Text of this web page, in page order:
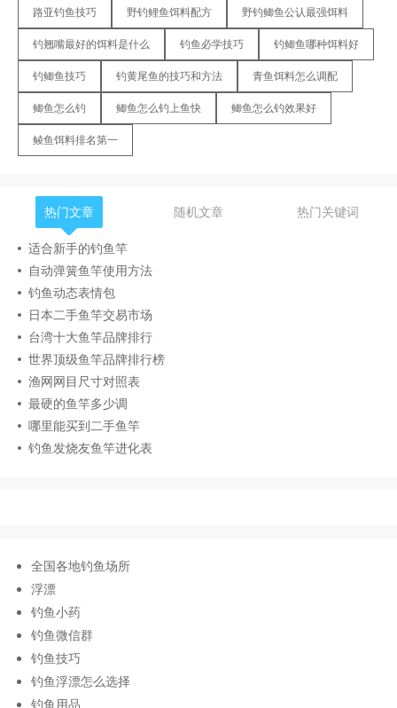
路亚钓鱼技巧 野钓鲤鱼饵料配方 野钓鲫鱼公认最强饵料
钓翘嘴最好的饵料是什么 钓鱼必学技巧 钓鲫鱼哪种饵料好
钓鲫鱼技巧 钓黄尾鱼的技巧和方法 青鱼饵料怎么调配
鲫鱼怎么钓 鲫鱼怎么钓上鱼快 鲫鱼怎么钓效果好
鲮鱼饵料排名第一
热门文章 随机文章 热门关键词
适合新手的钓鱼竿
自动弹簧鱼竿使用方法
钓鱼动态表情包
日本二手鱼竿交易市场
台湾十大鱼竿品牌排行
世界顶级鱼竿品牌排行榜
渔网网目尺寸对照表
最硬的鱼竿多少调
哪里能买到二手鱼竿
钓鱼发烧友鱼竿进化表
全国各地钓鱼场所
浮漂
钓鱼小药
钓鱼微信群
钓鱼技巧
钓鱼浮漂怎么选择
钓鱼用品